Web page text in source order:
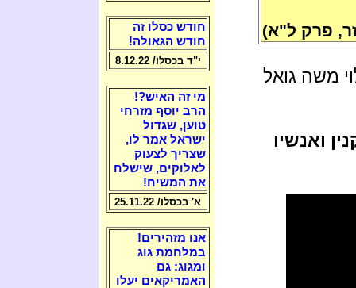
פרק ל"א)
משה גואל
ואנשיו
חודש כסלו זה
חודש הגאולה!
י"ד בכסלו/ 8.12.22
מי זה האיש?!
הרב יוסף מזרחי
טוען, שגדול
ישראל אמר לו,
שצריך לצעוק
לאלוקים, שישלח
את המשיח!
א' בכסלו/ 25.11.22
אנו מזהירים!
במלחמת גוג
ומגוג: גם
האמריקאים יעלו